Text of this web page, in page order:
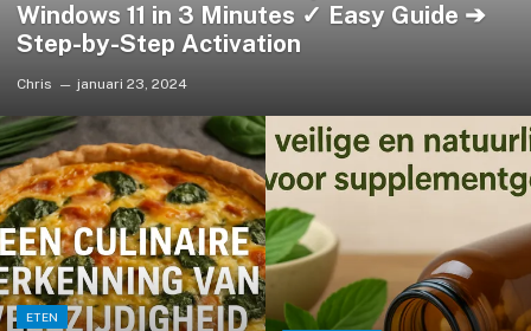
Windows 11 in 3 Minutes ✓ Easy Guide ➔
Step-by-Step Activation
Chris januari 23, 2024
ETEN